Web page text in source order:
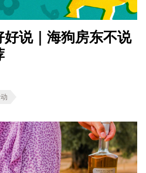
好说｜海狗房东不说